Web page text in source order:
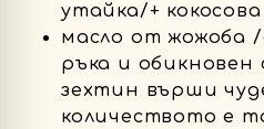
утайка/+ кокосова
масло от жожоба
ръка и обикновен
зехтин върши
количеството е